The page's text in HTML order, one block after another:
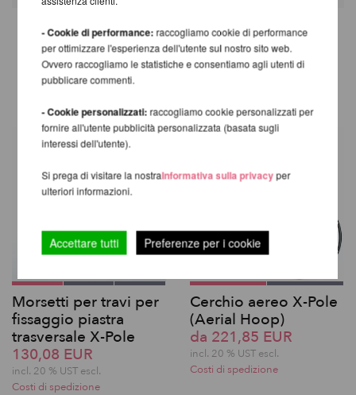
ALTRI PRODOTTI DELLA
STESSA MARCA
Morsetti per travi per
fissaggio piastra
trasversale X-Pole
130,08 EUR
incl. 20 % UST escl.
Costi di spedizione
Cerchio aereo X-Pole
(Aerial Hoop)
da 221,85 EUR
incl. 20 % UST escl.
Costi di spedizione
- Cookie di performance: raccogliamo cookie di performance
per ottimizzare l'esperienza dell'utente sul nostro sito web.
Ovvero raccogliamo le statistiche e consentiamo agli utenti di
pubblicare commenti.
- Cookie personalizzati: raccogliamo cookie personalizzati per
fornire all'utente pubblicità personalizzata (basata sugli
interessi dell'utente).
Si prega di visitare la nostraInformativa sulla privacyper
ulteriori informazioni.
Accettare tutti Preferenze per i cookie